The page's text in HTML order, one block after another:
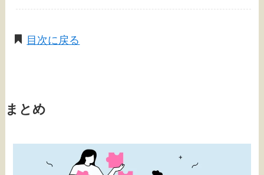
目次に戻る
まとめ